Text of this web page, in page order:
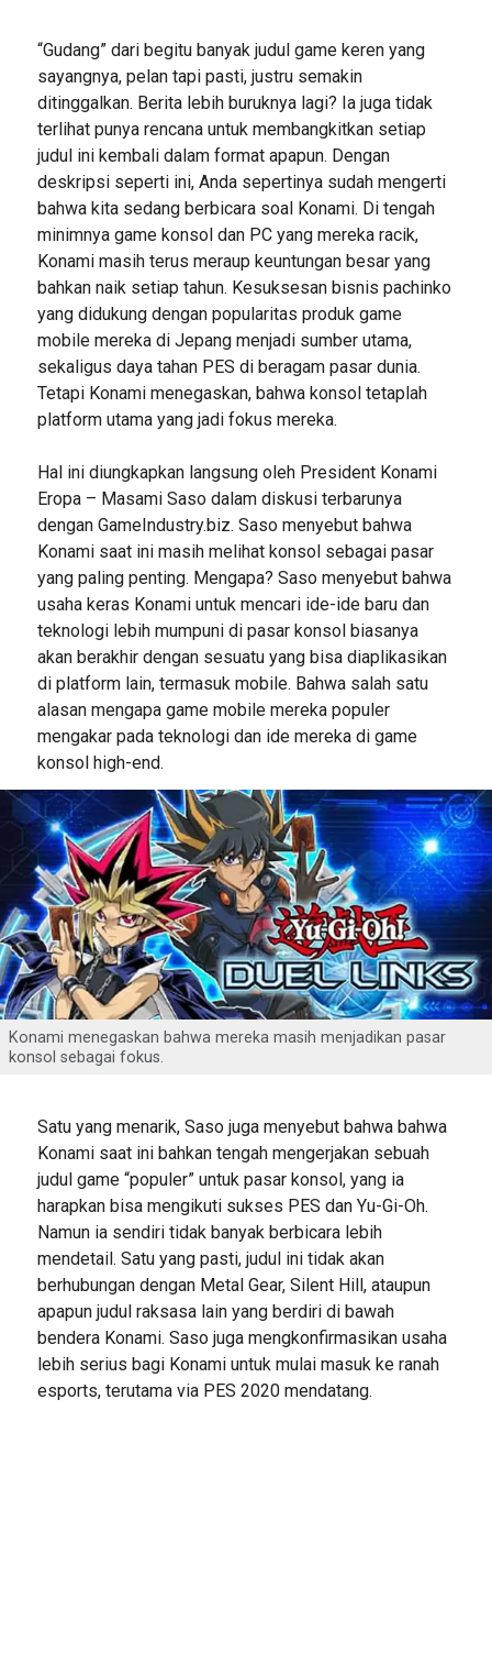
“Gudang” dari begitu banyak judul game keren yang
sayangnya, pelan tapi pasti, justru semakin
ditinggalkan. Berita lebih buruknya lagi? Ia juga tidak
terlihat punya rencana untuk membangkitkan setiap
judul ini kembali dalam format apapun. Dengan
deskripsi seperti ini, Anda sepertinya sudah mengerti
bahwa kita sedang berbicara soal Konami. Di tengah
minimnya game konsol dan PC yang mereka racik,
Konami masih terus meraup keuntungan besar yang
bahkan naik setiap tahun. Kesuksesan bisnis pachinko
yang didukung dengan popularitas produk game
mobile mereka di Jepang menjadi sumber utama,
sekaligus daya tahan PES di beragam pasar dunia.
Tetapi Konami menegaskan, bahwa konsol tetaplah
platform utama yang jadi fokus mereka.
Hal ini diungkapkan langsung oleh President Konami
Eropa – Masami Saso dalam diskusi terbarunya
dengan GameIndustry.biz. Saso menyebut bahwa
Konami saat ini masih melihat konsol sebagai pasar
yang paling penting. Mengapa? Saso menyebut bahwa
usaha keras Konami untuk mencari ide-ide baru dan
teknologi lebih mumpuni di pasar konsol biasanya
akan berakhir dengan sesuatu yang bisa diaplikasikan
di platform lain, termasuk mobile. Bahwa salah satu
alasan mengapa game mobile mereka populer
mengakar pada teknologi dan ide mereka di game
konsol high-end.
Konami menegaskan bahwa mereka masih menjadikan pasar
konsol sebagai fokus.
Satu yang menarik, Saso juga menyebut bahwa bahwa
Konami saat ini bahkan tengah mengerjakan sebuah
judul game “populer” untuk pasar konsol, yang ia
harapkan bisa mengikuti sukses PES dan Yu-Gi-Oh.
Namun ia sendiri tidak banyak berbicara lebih
mendetail. Satu yang pasti, judul ini tidak akan
berhubungan dengan Metal Gear, Silent Hill, ataupun
apapun judul raksasa lain yang berdiri di bawah
bendera Konami. Saso juga mengkonfirmasikan usaha
lebih serius bagi Konami untuk mulai masuk ke ranah
esports, terutama via PES 2020 mendatang.